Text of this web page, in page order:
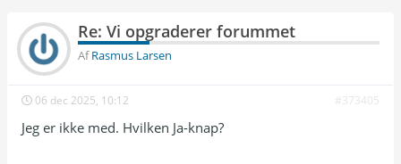
Re: Vi opgraderer forummet
AfRasmus Larsen
06 dec 2025, 10:12 #373405
Jeg er ikke med. Hvilken Ja-knap?